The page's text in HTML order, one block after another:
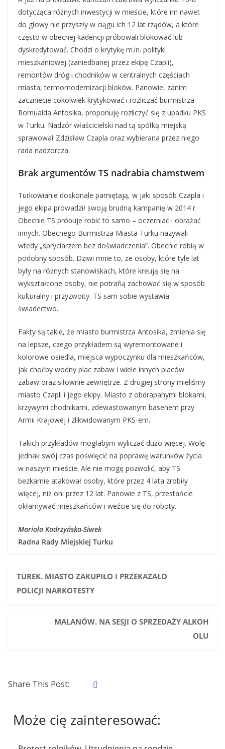
dotycząca różnych inwestycji w mieście, które im nawet
do głowy nie przyszły w ciągu ich 12 lat rządów, a które
często w obecnej kadencji próbowali blokować lub
dyskredytować. Chodzi o krytykę m.in. polityki
mieszkaniowej (zaniedbanej przez ekipę Czapli),
remontów dróg i chodników w centralnych częściach
miasta, termomodernizacji bloków. Panowie, zanim
zaczniecie cokolwiek krytykować i rozliczać burmistrza
Romualda Antosika, proponuję rozliczyć się z upadku PKS
w Turku. Nadzór właścicielski nad tą spółką miejską
sprawował Zdzisław Czapla oraz wybierana przez niego
rada nadzorcza.
Brak argumentów TS nadrabia chamstwem
Turkowianie doskonale pamiętają, w jaki sposób Czapla i
jego ekipa prowadził swoją brudną kampanię w 2014 r.
Obecnie TS próbuje robić to samo – oczerniać i obrażać
innych. Obecnego Burmistrza Miasta Turku nazywali
wtedy „spryciarzem bez doświadczenia”. Obecnie robią w
podobny sposób. Dziwi mnie to, że osoby, które tyle lat
były na różnych stanowiskach, które kreują się na
wykształcone osoby, nie potrafią zachować się w sposób
kulturalny i przyzwoity. TS sam sobie wystawia
świadectwo.
Fakty są takie, że miasto burmistrza Antosika, zmienia się
na lepsze, czego przykładem są wyremontowane i
kolorowe osiedla, miejsca wypoczynku dla mieszkańców,
jak choćby wodny plac zabaw i wiele innych placów
zabaw oraz siłownie zewnętrze. Z drugiej strony mieliśmy
miasto Czapli i jego ekipy. Miasto z obdrapanymi blokami,
krzywymi chodnikami, zdewastowanym basenem przy
Armii Krajowej i zlikwidowanym PKS-em.
Takich przykładów mogłabym wyliczać dużo więcej. Wolę
jednak swój czas poświęcić na poprawę warunków życia
w naszym mieście. Ale nie mogę pozwolić, aby TS
bezkarnie atakował osoby, które przez 4 lata zrobiły
więcej, niż oni przez 12 lat. Panowie z TS, przestańcie
okłamywać mieszkańców i weźcie się do roboty.
Mariola Kadrzyńska-Siwek
Radna Rady Miejskiej Turku
TUREK. MIASTO ZAKUPIŁO I PRZEKAZAŁO
POLICJI NARKOTESTY
MALANÓW. NA SESJI O SPRZEDAŻY ALKOH
OLU
Share This Post:
Może cię zainteresować: